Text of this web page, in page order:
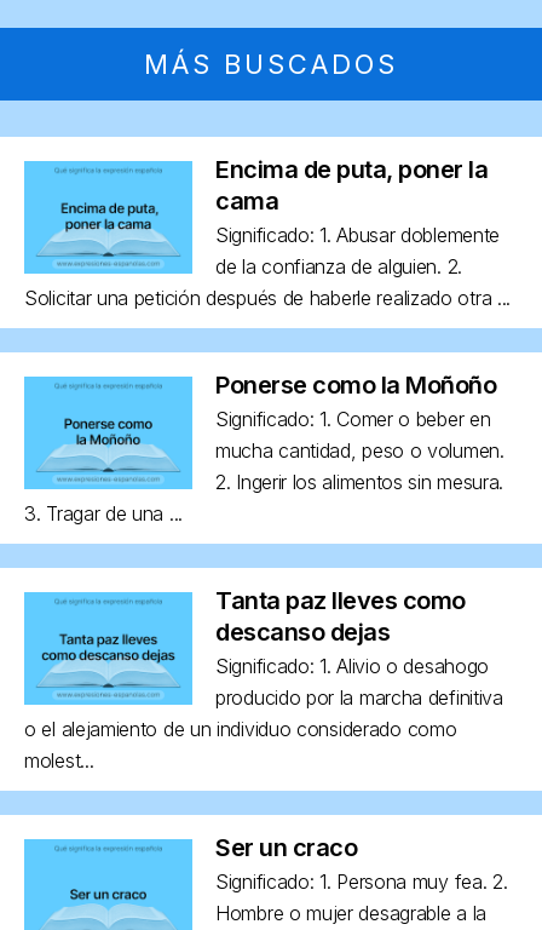
MÁS BUSCADOS
Encima de puta, poner la
cama
Significado: 1. Abusar doblemente
de la confianza de alguien. 2.
Solicitar una petición después de haberle realizado otra ...
Ponerse como la Moñoño
Significado: 1. Comer o beber en
mucha cantidad, peso o volumen.
2. Ingerir los alimentos sin mesura.
3. Tragar de una ...
Tanta paz lleves como
descanso dejas
Significado: 1. Alivio o desahogo
producido por la marcha definitiva
o el alejamiento de un individuo considerado como
molest...
Ser un craco
Significado: 1. Persona muy fea. 2.
Hombre o mujer desagrable a la